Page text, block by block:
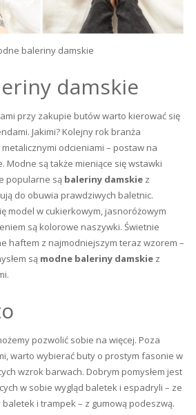
baleriny damskie
damskie
przy zakupie butów warto kierować się
Jakimi? Kolejny rok branża
odcieniami – postaw na
Modne są także mieniące się wstawki
popularne są baleriny damskie z
do obuwia prawdziwych baletnic.
model w cukierkowym, jasnoróżowym
są kolorowe naszywki. Świetnie
haftem z najmodniejszym teraz wzorem –
są modne baleriny damskie z
pozwolić sobie na więcej. Poza
warto wybierać buty o prostym fasonie w
wzrok barwach. Dobrym pomysłem jest
w sobie wygląd baletek i espadryli – ze
baletek i trampek – z gumową podeszwą.